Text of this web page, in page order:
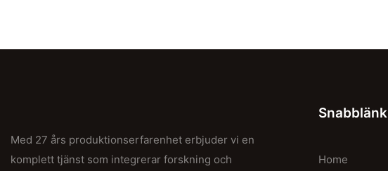
Med 27 års produktionserfarenhet erbjuder vi en
komplett tjänst som integrerar forskning och
Snabblänk
Home